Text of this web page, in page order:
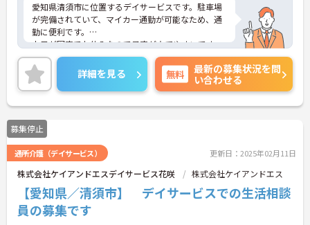
愛知県清須市に位置するデイサービスです。駐車場
が完備されていて、マイカー通勤が可能なため、通
勤に便利です。
土日が固定でお休みなので予定が立てやすいです。
ご興味をお持ちの方には、詳細の情報や面接のポイ
ントをお伝えしますのでお気軽にお問い合わせくだ
さい。
詳細を見る 無料
最新の募集状況を問
い合わせる
募集停止
通所介護（デイサービス） 更新日：2025年02月11日
株式会社ケイアンドエスデイサービス花咲 株式会社ケイアンドエス
【愛知県／清須市】 デイサービスでの生活相談
員の募集です